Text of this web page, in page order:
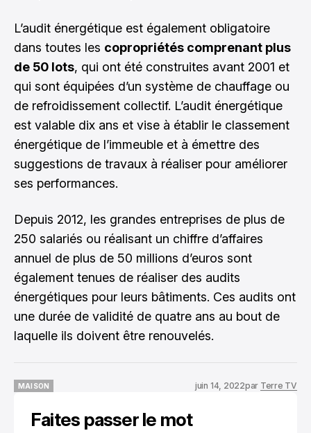
L’audit énergétique est également obligatoire
dans toutes les copropriétés comprenant plus
de 50 lots, qui ont été construites avant 2001 et
qui sont équipées d’un système de chauffage ou
de refroidissement collectif. L’audit énergétique
est valable dix ans et vise à établir le classement
énergétique de l’immeuble et à émettre des
suggestions de travaux à réaliser pour améliorer
ses performances.
Depuis 2012, les grandes entreprises de plus de
250 salariés ou réalisant un chiffre d’affaires
annuel de plus de 50 millions d’euros sont
également tenues de réaliser des audits
énergétiques pour leurs bâtiments. Ces audits ont
une durée de validité de quatre ans au bout de
laquelle ils doivent être renouvelés.
MAISON
juin 14, 2022par Terre TV
Faites passer le mot